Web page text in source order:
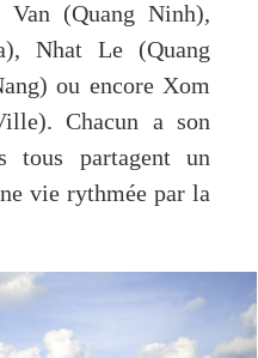
(Quang Ninh),
Nhat Le (Quang
ou encore Xom
Chacun a son
tous partagent un
vie rythmée par la